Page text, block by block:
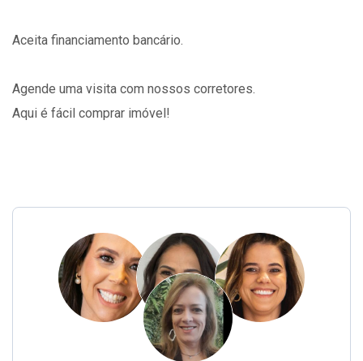
Aceita financiamento bancário.
Agende uma visita com nossos corretores.
Aqui é fácil comprar imóvel!